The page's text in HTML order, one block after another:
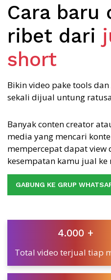
Cara baru
ribet dari
short
Bikin video pake tools
sekali dijual untung
Banyak conten creator
media yang mencari
mempercepat dapat view
kesempatan kamu jual ke
GABUNG KE GRUP
4.000 +
Total video terjual tiap